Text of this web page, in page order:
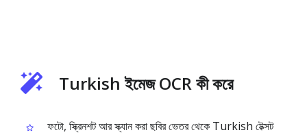
Turkish ইমেজ OCR কী করে
ফটো, স্ক্রিনশট আর স্ক্যান করা ছবির ভেতর থেকে Turkish টেক্সট